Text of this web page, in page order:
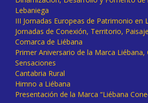
Lebaniega
III Jornadas Europeas de Patrimonio en
Jornadas de Conexión, Territorio,
Comarca de Liébana
Primer Aniversario de la Marca Liébana,
Sensaciones
Cantabria Rural
Himno a Liébana
Presentación de la Marca “Liébana